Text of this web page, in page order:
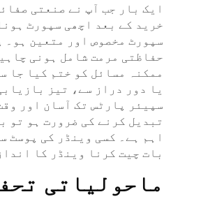
ایک بار جب آپ نے صنعتی
خرید کے بعد اچھی سپورٹ
سپورٹ مخصوص اور متعین
حفاظتی مرمت شامل ہونی
ممکنہ مسائل کو ختم کیا جا
یا دور دراز سے، تیز
سپیئر پارٹس تک آسان اور
تبدیل کرنے کی ضرورت ہو تو
اہم ہے۔ کسی وینڈر کی پوسٹ
بات چیت کرنا وینڈر کا
ماحولیاتی